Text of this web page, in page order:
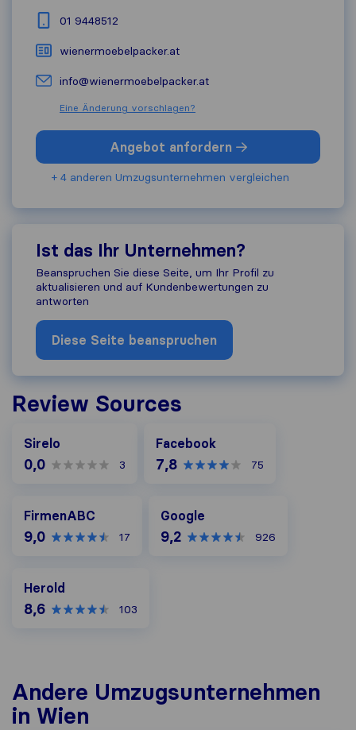
01 9448512
wienermoebelpacker.at
info@wienermoebelpacker.at
Eine Änderung vorschlagen?
Angebot anfordern
+ 4 anderen Umzugs​unternehmen vergleichen
Ist das Ihr Unternehmen?
Beanspruchen Sie diese Seite, um Ihr Profil zu
aktualisieren und auf Kundenbewertungen zu
antworten
Diese Seite beanspruchen
Review Sources
Sirelo
0,0 3
Facebook
7,8 75
FirmenABC
9,0 17
Google
9,2 926
Herold
8,6 103
Andere Umzugs​unternehmen
in Wien